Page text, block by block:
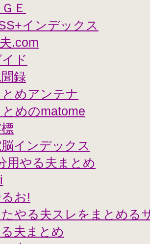
Ｅ
インデックス
.com
ド
録
めアンテナ
めのmatome
インデックス
用やる夫まとめ
お!
やる夫スレをまとめる
夫まとめ